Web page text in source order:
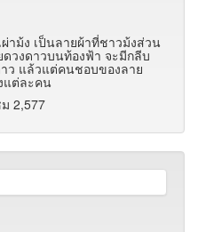
าม้ง เป็นลายผ้าที่ชาวม้งส่วน
วงดาวบนท้องฟ้า จะมีกลีบ
ว แล้วแต่คนชอบของลาย
แต่ละคน
2,577